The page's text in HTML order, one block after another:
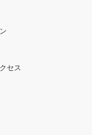
セス